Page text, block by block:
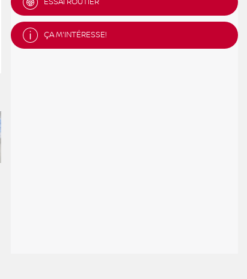
ÇA M'INTÉRESSE!